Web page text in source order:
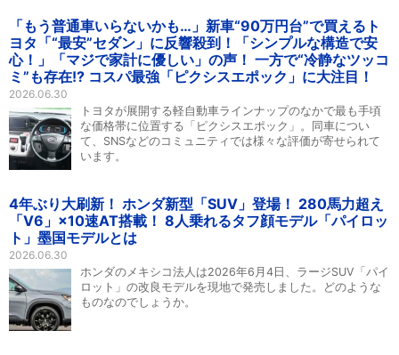
「もう普通車いらないかも…」新車“90万円台”で買えるト
ヨタ「“最安”セダン」に反響殺到！「シンプルな構造で安
心！」「マジで家計に優しい」の声！ 一方で“冷静なツッコ
ミ”も存在!? コスパ最強「ピクシスエポック」に大注目！
2026.06.30
トヨタが展開する軽自動車ラインナップのなかで最も手頃
な価格帯に位置する「ピクシスエポック」。同車につい
て、SNSなどのコミュニティでは様々な評価が寄せられて
います。
4年ぶり大刷新！ ホンダ新型「SUV」登場！ 280馬力超え
「V6」×10速AT搭載！ 8人乗れるタフ顔モデル「パイロッ
ト」墨国モデルとは
2026.06.30
ホンダのメキシコ法人は2026年6月4日、ラージSUV「パイ
ロット」の改良モデルを現地で発売しました。どのような
ものなのでしょうか。